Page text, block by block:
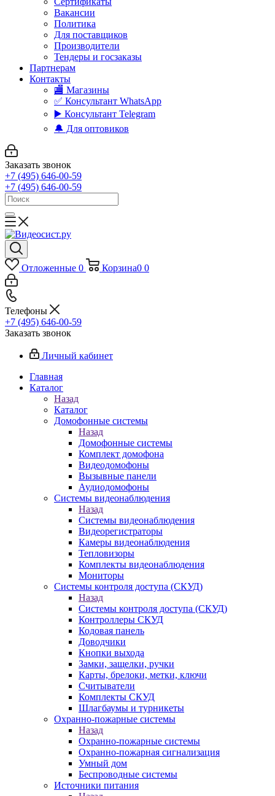
Вакансии
Политика
Для поставщиков
Производители
Тендеры и госзаказы
Партнерам
Контакты
🏬 Магазины
✅️ Консультант WhatsApp
▶️ Консультант Telegram
🔔 Для оптовиков
Заказать звонок
+7 (495) 646-00-59
+7 (495) 646-00-59
Отложенные 0 Корзина0 0
Телефоны
+7 (495) 646-00-59
Заказать звонок
Личный кабинет
Главная
Каталог
Назад
Каталог
Домофонные системы
Назад
Домофонные системы
Комплект домофона
Видеодомофоны
Вызывные панели
Аудиодомофоны
Системы видеонаблюдения
Назад
Системы видеонаблюдения
Видеорегистраторы
Камеры видеонаблюдения
Тепловизоры
Комплекты видеонаблюдения
Мониторы
Системы контроля доступа (СКУД)
Назад
Системы контроля доступа (СКУД)
Контроллеры СКУД
Кодовая панель
Доводчики
Кнопки выхода
Замки, защелки, ручки
Карты, брелоки, метки, ключи
Считыватели
Комплекты СКУД
Шлагбаумы и турникеты
Охранно-пожарные системы
Назад
Охранно-пожарные системы
Охранно-пожарная сигнализация
Умный дом
Беспроводные системы
Источники питания